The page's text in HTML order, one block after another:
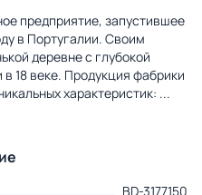
предприятие, запустившее
в Португалии. Своим
деревне с глубокой
18 веке. Продукция фабрики
характеристик: ...
BD-3177150